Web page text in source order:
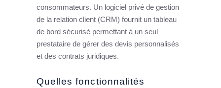
consommateurs. Un logiciel privé de gestion
de la relation client (CRM) fournit un tableau
de bord sécurisé permettant à un seul
prestataire de gérer des devis personnalisés
et des contrats juridiques.
Quelles fonctionnalités